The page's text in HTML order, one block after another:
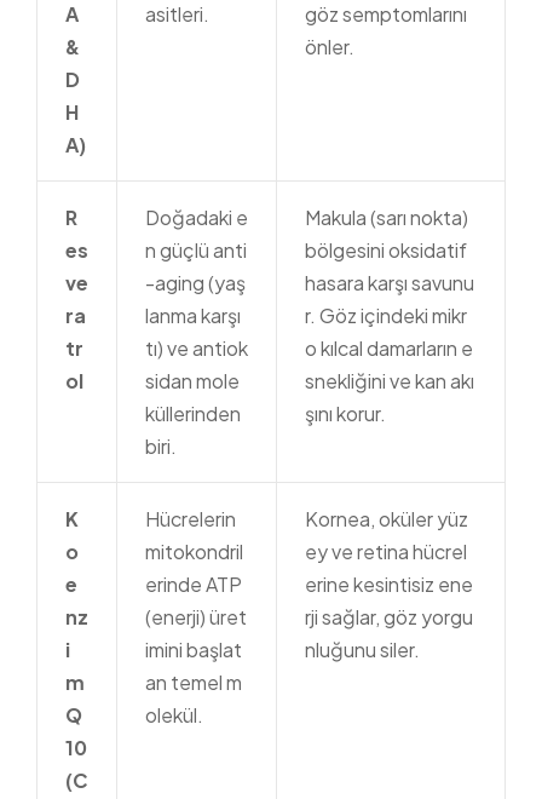
A
&
D
H
A)
asitleri.
göz semptomlarını
önler.
R
es
ve
ra
tr
ol
Doğadaki e
n güçlü anti
-aging (yaş
lanma karşı
tı) ve antiok
sidan mole
küllerinden
biri.
Makula (sarı nokta)
bölgesini oksidatif
hasara karşı savunu
r. Göz içindeki mikr
o kılcal damarların e
snekliğini ve kan akı
şını korur.
K
o
e
nz
i
m
Q
10
(C
Hücrelerin
mitokondril
erinde ATP
(enerji) üret
imini başlat
an temel m
olekül.
Kornea, oküler yüz
ey ve retina hücrel
erine kesintisiz ene
rji sağlar, göz yorgu
nluğunu siler.